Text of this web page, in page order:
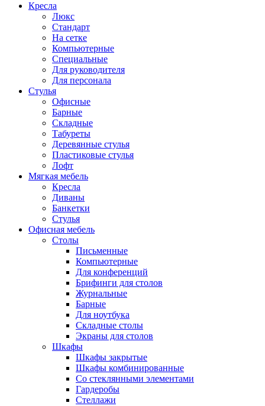
Кресла
Люкс
Стандарт
На сетке
Компьютерные
Специальные
Для руководителя
Для персонала
Стулья
Офисные
Барные
Складные
Табуреты
Деревянные стулья
Пластиковые стулья
Лофт
Мягкая мебель
Кресла
Диваны
Банкетки
Стулья
Офисная мебель
Столы
Письменные
Компьютерные
Для конференций
Брифинги для столов
Журнальные
Барные
Для ноутбука
Складные столы
Экраны для столов
Шкафы
Шкафы закрытые
Шкафы комбинированные
Со стеклянными элементами
Гардеробы
Стеллажи